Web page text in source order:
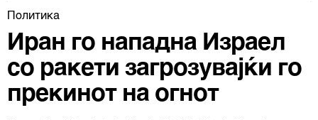
Политика
Иран го нападна Израел
со ракети загрозувајќи го
прекинот на огнот